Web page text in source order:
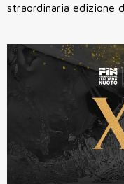
straordinaria edizione